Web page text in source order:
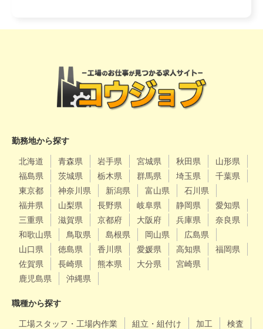
勤務地から探す
北海道 青森県 岩手県 宮城県 秋田県
山形県
福島県
茨城県 栃木県 群馬県 埼玉県
千葉県
東京都
神奈川県 新潟県 富山県
石川県
福井県
山梨県 長野県 岐阜県 静岡県
愛知県
三重県
滋賀県 京都府 大阪府 兵庫県
奈良県
和歌山県
鳥取県 島根県 岡山県
広島県
山口県
徳島県 香川県 愛媛県 高知県
福岡県
佐賀県
長崎県 熊本県 大分県
宮崎県
鹿児島県
沖縄県
職種から探す
工場スタッフ・工場内作業 組立・組付け 加工
検査